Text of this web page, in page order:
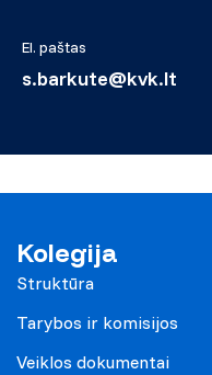
El. paštas
s.barkute@kvk.lt
Kolegija
Struktūra
Tarybos ir komisijos
Veiklos dokumentai